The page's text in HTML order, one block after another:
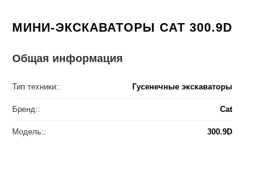
МИНИ-ЭКСКАВАТОРЫ CAT 300.9D
Общая информация
Тип техники:: Гусенечные экскаваторы
Бренд:: Cat
Модель:: 300.9D